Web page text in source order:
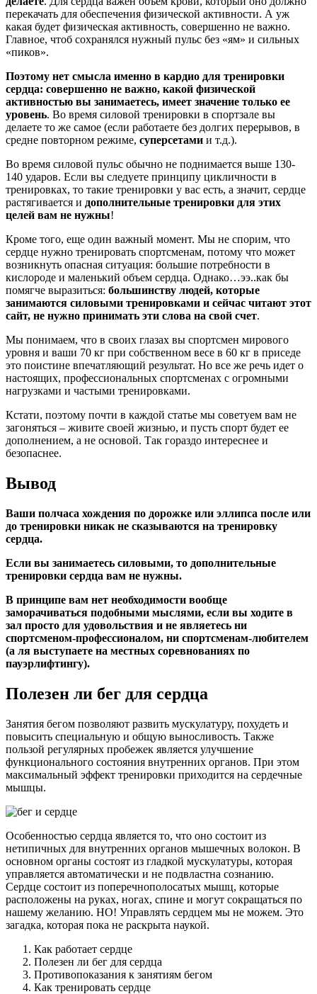
перекачать для обеспечения физической активности. А уж
какая будет физическая активность, совершенно не важно.
Главное, чтоб сохранялся нужный пульс без «ям» и сильных
«пиков».
Поэтому нет смысла именно в кардио для тренировки
сердца: совершенно не важно, какой физической
активностью вы занимаетесь, имеет значение только ее
уровень. Во время силовой тренировки в спортзале вы
делаете то же самое (если работаете без долгих перерывов, в
средне повторном режиме, суперсетами и т.д.).
Во время силовой пульс обычно не поднимается выше 130-
140 ударов. Если вы следуете принципу цикличности в
тренировках, то такие тренировки у вас есть, а значит, сердце
растягивается и дополнительные тренировки для этих
целей вам не нужны!
Кроме того, еще один важный момент. Мы не спорим, что
сердце нужно тренировать спортсменам, потому что может
возникнуть опасная ситуация: большие потребности в
кислороде и маленький объем сердца. Однако…ээ..как бы
помягче выразиться: большинству людей, которые
занимаются силовыми тренировками и сейчас читают этот
сайт, не нужно принимать эти слова на свой счет.
Мы понимаем, что в своих глазах вы спортсмен мирового
уровня и ваши 70 кг при собственном весе в 60 кг в приседе
это поистине впечатляющий результат. Но все же речь идет о
настоящих, профессиональных спортсменах с огромными
нагрузками и частыми тренировками.
Кстати, поэтому почти в каждой статье мы советуем вам не
загоняться – живите своей жизнью, и пусть спорт будет ее
дополнением, а не основой. Так гораздо интереснее и
безопаснее.
Вывод
Ваши полчаса хождения по дорожке или эллипса после или
до тренировки никак не сказываются на тренировку
сердца.
Если вы занимаетесь силовыми, то дополнительные
тренировки сердца вам не нужны.
В принципе вам нет необходимости вообще
заморачиваться подобными мыслями, если вы ходите в
зал просто для удовольствия и не являетесь ни
спортсменом-профессионалом, ни спортсменам-любителем
(а ля выступаете на местных соревнованиях по
пауэрлифтингу).
Полезен ли бег для сердца
Занятия бегом позволяют развить мускулатуру, похудеть и
повысить специальную и общую выносливость. Также
пользой регулярных пробежек является улучшение
функционального состояния внутренних органов. При этом
максимальный эффект тренировки приходится на сердечные
мышцы.
Особенностью сердца является то, что оно состоит из
нетипичных для внутренних органов мышечных волокон. В
основном органы состоят из гладкой мускулатуры, которая
управляется автоматически и не подвластна сознанию.
Сердце состоит из поперечнополосатых мышц, которые
расположены на руках, ногах, спине и могут сокращаться по
нашему желанию. НО! Управлять сердцем мы не можем. Это
загадка, которая пока не раскрыта наукой.
Как работает сердце
Полезен ли бег для сердца
Противопоказания к занятиям бегом
Как тренировать сердце